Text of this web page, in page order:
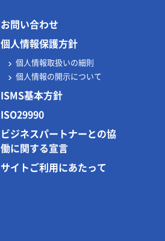
お問い合わせ
個人情報保護方針
個人情報取扱いの細則
個人情報の開示について
ISMS基本方針
ISO29990
ビジネスパートナーとの協
働に関する宣言
サイトご利用にあたって